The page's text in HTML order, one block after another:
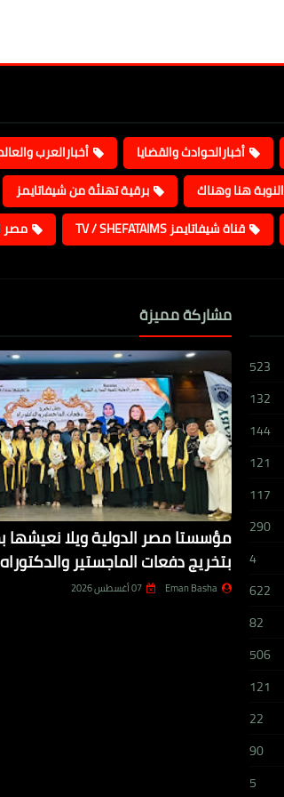
أخبارالحوادث والقضايا أخبارالعرب
النوبة هنا وهناك برقية تهنئة من شيفاتايمز
قناة شيفاتايمز TV / SHEFATAIMS مصر
523
132
144
121
117
290
4
622
82
506
121
22
90
5
مشاركة مميزة
مؤسستا مصر الدولية ويلا نعيشها
بتخريج دفعات الماجستير والدكتوراه
Eman Basha 07 أغسطس 2026